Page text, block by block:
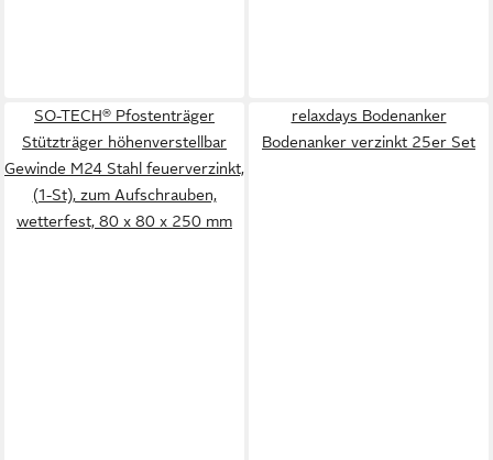
SO-TECH® Pfostenträger
Stützträger höhenverstellbar
Gewinde M24 Stahl feuerverzinkt,
(1-St), zum Aufschrauben,
wetterfest, 80 x 80 x 250 mm
relaxdays Bodenanker
Bodenanker verzinkt 25er Set